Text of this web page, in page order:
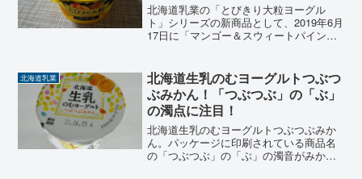
北海道乳業の「とびきり大粒ヨーグル
ト」シリーズの新商品として、2019年6月
17日に「マンゴー＆スウィートパイン」
感」と「ジューシーな果肉の美味しさ」
が味わえるヨーグルトを食べたのでレビ
ューします。
北海道乳業
北海道生乳のむヨーグルトつぶつ
ぶみかん！「つぶつぶ」の「ぶ」
の濁点に注目！
北海道生乳のむヨーグルトつぶつぶみか
ん。パッケージに印刷されている商品名
の「つぶつぶ」の「ぶ」の濁音がみかん